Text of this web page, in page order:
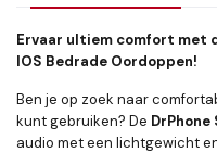
Ervaar ultiem comfort met
IOS Bedrade Oordoppen!
Ben je op zoek naar
kunt gebruiken? De DrPhone
audio met een lichtgewicht